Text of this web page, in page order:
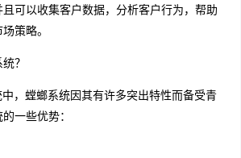
可以收集客户数据，分析客户行为，帮助
策略。
？
，螳螂系统因其有许多突出特性而备受青
一些优势：